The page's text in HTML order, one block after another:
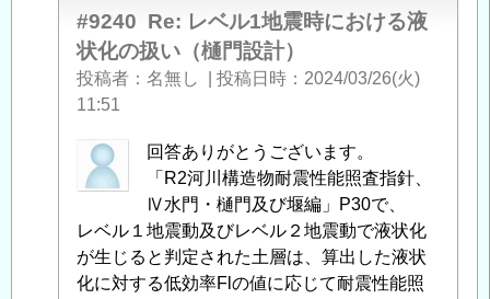
#9240 Re: レベル1地震時における液
状化の扱い（樋門設計）
投稿者 名無し 投稿日時
2024/03/26(火)
11:51
匿
名
稿
者
に
回答ありがとうございます。
「R2河川構造物耐震性能照査指針、
Ⅳ水門・樋門及び堰編」P30で、
レベル１地震動及びレベル２地震動で液状化
が生じると判定された土層は、算出した液状
化に対する低効率Flの値に応じて耐震性能照